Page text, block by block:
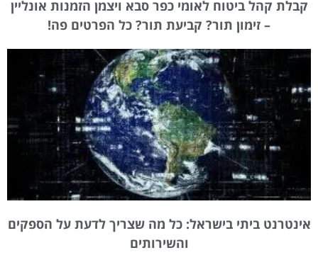
קבלת קהל ביטוח לאומי כפר סבא ויצמן הזמנות אונליין
– זימון תור? קביעת תור? כל הפרטים פה!
אינטרנט ביתי בישראל: כל מה שצריך לדעת על הספקים
והשירותים